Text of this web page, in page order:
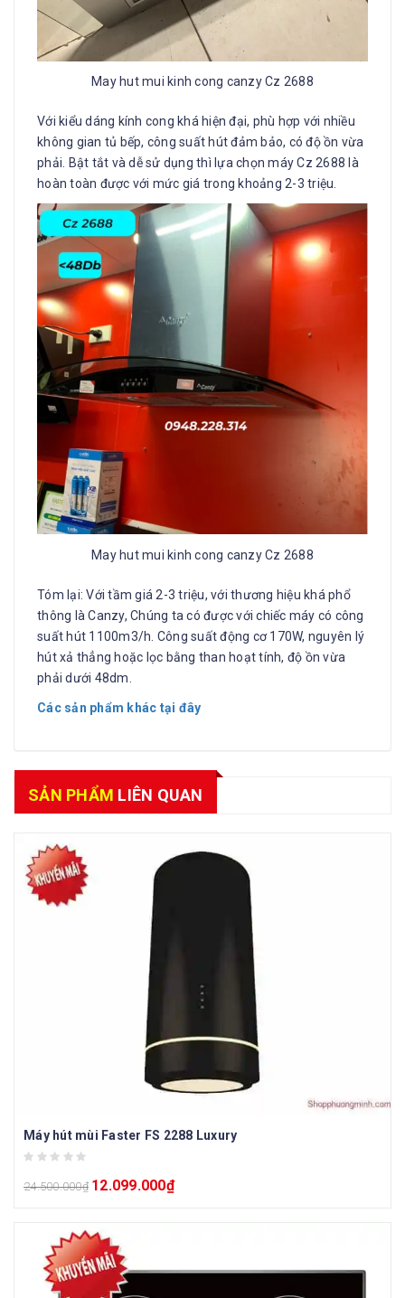
May hut mui kinh cong canzy Cz 2688
Với kiểu dáng kính cong khá hiện đại, phù hợp với nhiều
không gian tủ bếp, công suất hút đảm bảo, có độ ồn vừa
phải. Bật tắt và dễ sử dụng thì lựa chọn máy Cz 2688 là
hoàn toàn được với mức giá trong khoảng 2-3 triệu.
May hut mui kinh cong canzy Cz 2688
Tóm lại: Với tầm giá 2-3 triệu, với thương hiệu khá phổ
thông là Canzy, Chúng ta có được với chiếc máy có công
suất hút 1100m3/h. Công suất động cơ 170W, nguyên lý
hút xả thẳng hoặc lọc bằng than hoạt tính, độ ồn vừa
phải dưới 48dm.
Các sản phẩm khác tại đây
SẢN PHẨM LIÊN QUAN
Máy hút mùi Faster FS 2288 Luxury
24.500.000₫ 12.099.000₫